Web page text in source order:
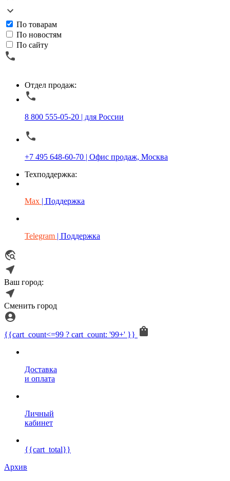
По товарам
По новостям
По сайту
Отдел продаж:
8 800 555-05-20 | для России
+7 495 648-60-70 | Офис продаж, Москва
Техподдержка:
Max | Поддержка
Telegram | Поддержка
Ваш город:
Сменить город
{{cart_count<=99 ? cart_count: '99+' }}
Доставка
и оплата
Личный
кабинет
{{cart_total}}
Архив